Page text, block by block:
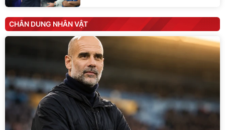
CHÂN DUNG NHÂN VẬT